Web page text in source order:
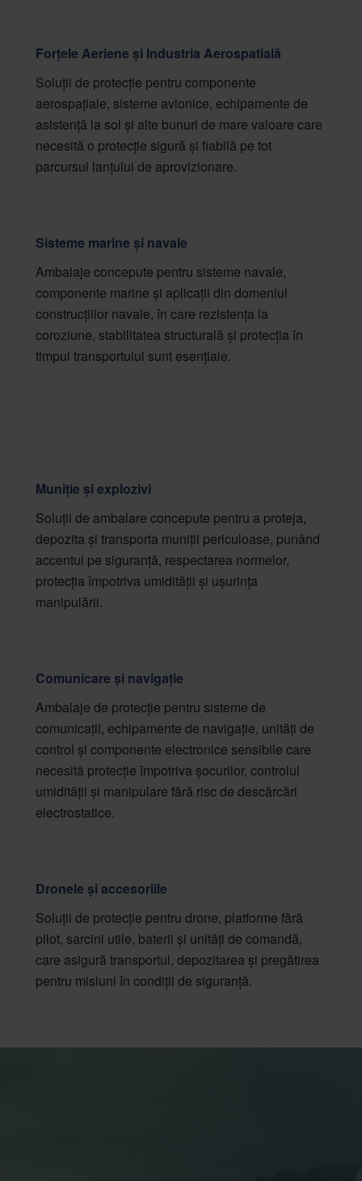
Forțele Aeriene și Industria Aerospatială
Soluții de protecție pentru componente
aerospațiale, sisteme avionice, echipamente de
asistență la sol și alte bunuri de mare valoare care
necesită o protecție sigură și fiabilă pe tot
parcursul lanțului de aprovizionare.
Sisteme marine și navale
Ambalaje concepute pentru sisteme navale,
componente marine și aplicații din domeniul
construcțiilor navale, în care rezistența la
coroziune, stabilitatea structurală și protecția în
timpul transportului sunt esențiale.
Muniție și explozivi
Soluții de ambalare concepute pentru a proteja,
depozita și transporta muniții periculoase, punând
accentul pe siguranță, respectarea normelor,
protecția împotriva umidității și ușurința
manipulării.
Comunicare și navigație
Ambalaje de protecție pentru sisteme de
comunicații, echipamente de navigație, unități de
control și componente electronice sensibile care
necesită protecție împotriva șocurilor, controlul
umidității și manipulare fără risc de descărcări
electrostatice.
Dronele și accesoriile
Soluții de protecție pentru drone, platforme fără
pilot, sarcini utile, baterii și unități de comandă,
care asigură transportul, depozitarea și pregătirea
pentru misiuni în condiții de siguranță.